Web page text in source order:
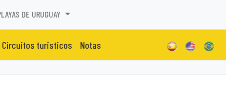
DE URUGUAY
Circuitos turisticos Notas